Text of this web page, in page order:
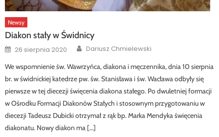
Newsy
Diakon stały w Świdnicy
Posted
on
26 sierpnia 2020 Author
Dariusz Chmielewski
We wspomnienie św. Wawrzyńca, diakona i męczennika, dnia 10 sierpnia
br. w świdnickiej katedrze pw. św. Stanisława i św. Wacława odbyły się
pierwsze w tej diecezji święcenia diakona stałego. Po dwuletniej formacji
w Ośrodku Formacji Diakonów Stałych i stosownym przygotowaniu w
diecezji Tadeusz Dubicki otrzymał z rąk bp. Marka Mendyka święcenia
diakonatu. Nowy diakon ma […]